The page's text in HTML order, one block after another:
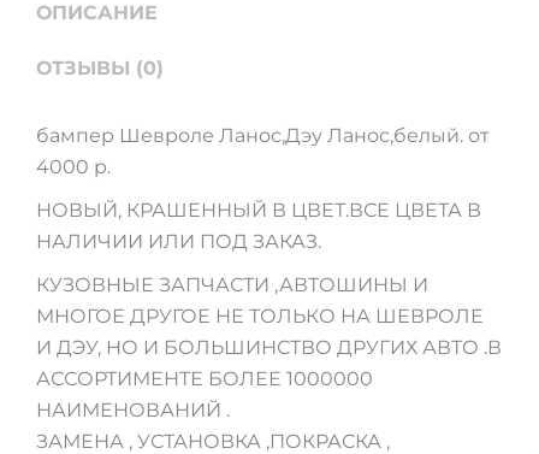
ОПИСАНИЕ
ОТЗЫВЫ (0)
бампер Шевроле Ланос,Дэу Ланос,белый. от
4000 р.
НОВЫЙ, КРАШЕННЫЙ В ЦВЕТ.ВСЕ ЦВЕТА В
НАЛИЧИИ ИЛИ ПОД ЗАКАЗ.
КУЗОВНЫЕ ЗАПЧАСТИ ,АВТОШИНЫ И
МНОГОЕ ДРУГОЕ НЕ ТОЛЬКО НА ШЕВРОЛЕ
И ДЭУ, НО И БОЛЬШИНСТВО ДРУГИХ АВТО .В
АССОРТИМЕНТЕ БОЛЕЕ 1000000
НАИМЕНОВАНИЙ .
ЗАМЕНА , УСТАНОВКА ,ПОКРАСКА ,